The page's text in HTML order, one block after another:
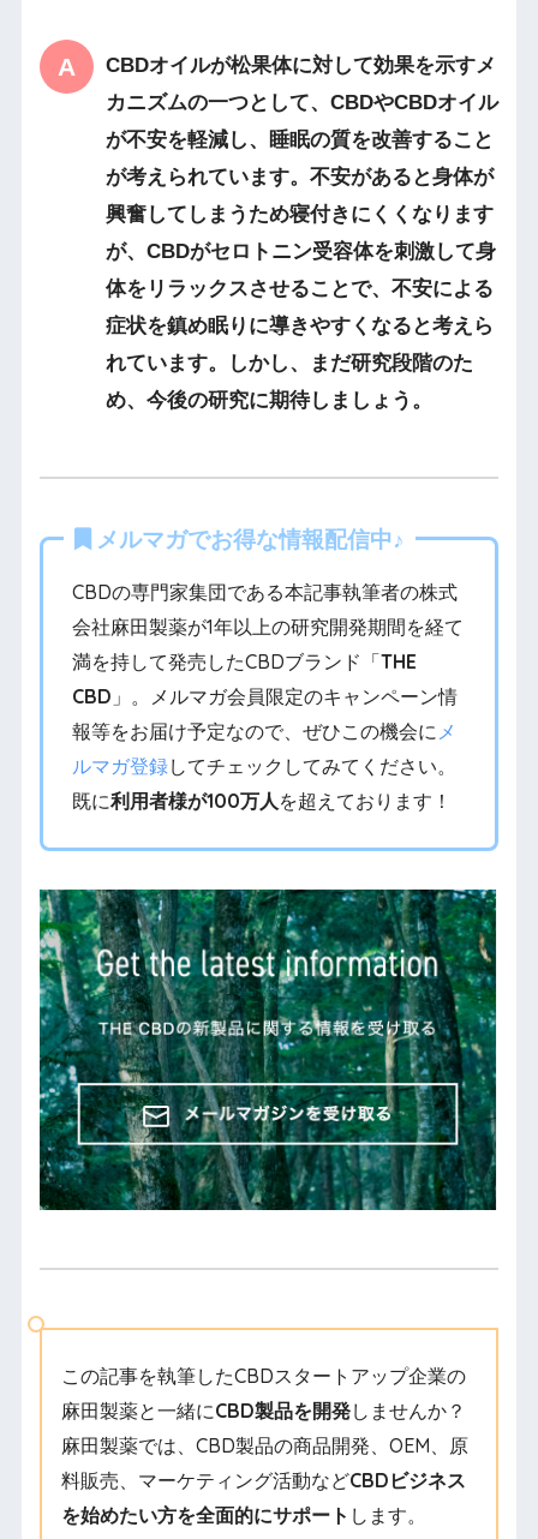
CBDオイルが松果体に対して効果を示すメ
カニズムの一つとして、CBDやCBDオイル
が不安を軽減し、睡眠の質を改善すること
が考えられています。不安があると身体が
興奮してしまうため寝付きにくくなります
が、CBDがセロトニン受容体を刺激して身
体をリラックスさせることで、不安による
症状を鎮め眠りに導きやすくなると考えら
れています。しかし、まだ研究段階のた
め、今後の研究に期待しましょう。
メルマガでお得な情報配信中♪
CBDの専門家集団である本記事執筆者の株式
会社麻田製薬が1年以上の研究開発期間を経て
満を持して発売したCBDブランド「THE
CBD 」。メルマガ会員限定のキャンペーン情
報等をお届け予定なので、ぜひこの機会に メ
ルマガ登録してチェックしてみてください。
既に利用者様が100万人 を超えております！
この記事を執筆したCBDスタートアップ企業の
麻田製薬と一緒にCBD製品を開発しませんか？
麻田製薬では、CBD製品の商品開発、OEM、原
料販売、マーケティング活動などCBDビジネス
を始めたい方を全面的にサポート します。